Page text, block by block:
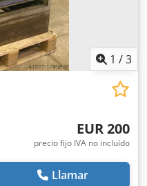
1 /3
EUR 200
precio fijo IVA no incluído
Llamar